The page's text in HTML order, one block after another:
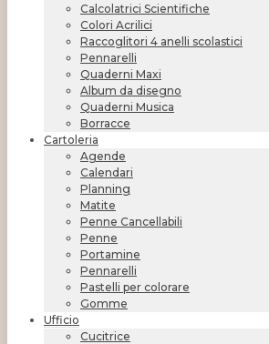
Calcolatrici Scientifiche
Colori Acrilici
Raccoglitori 4 anelli scolastici
Pennarelli
Quaderni Maxi
Album da disegno
Quaderni Musica
Borracce
Cartoleria
Agende
Calendari
Planning
Matite
Penne Cancellabili
Penne
Portamine
Pennarelli
Pastelli per colorare
Gomme
Ufficio
Cucitrice